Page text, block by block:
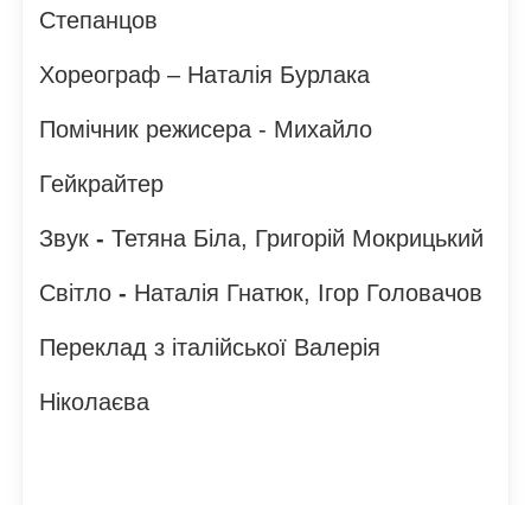
Степанцов
Хореограф – Наталія Бурлака
Помічник режисера - Михайло
Гейкрайтер
Звук - Тетяна Біла, Григорій Мокрицький
Світло - Наталія Гнатюк, Ігор Головачов
Переклад з італійської Валерія
Ніколаєва